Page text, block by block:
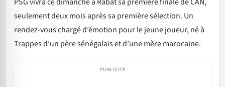
seulement deux mois après sa première sélection. Un
rendez-vous chargé d’émotion pour le jeune joueur, né à
Trappes d’un père sénégalais et d’une mère marocaine.